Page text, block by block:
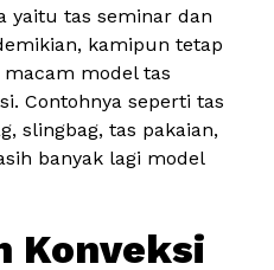
yaitu tas seminar dan
kamipun tetap
model tas
Contohnya seperti tas
slingbag, tas pakaian,
banyak lagi model
Konveksi